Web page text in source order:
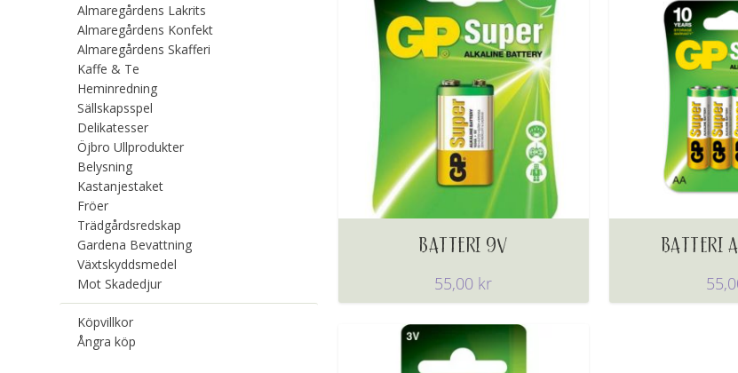
BATTERI 9V
55,00 kr
BATTERI
Almaregårdens Lakrits
Almaregårdens Konfekt
Almaregårdens Skafferi
Kaffe & Te
Heminredning
Sällskapsspel
Delikatesser
Öjbro Ullprodukter
Belysning
Kastanjestaket
Fröer
Trädgårdsredskap
Gardena Bevattning
Växtskyddsmedel
Mot Skadedjur
Köpvillkor
Ångra köp